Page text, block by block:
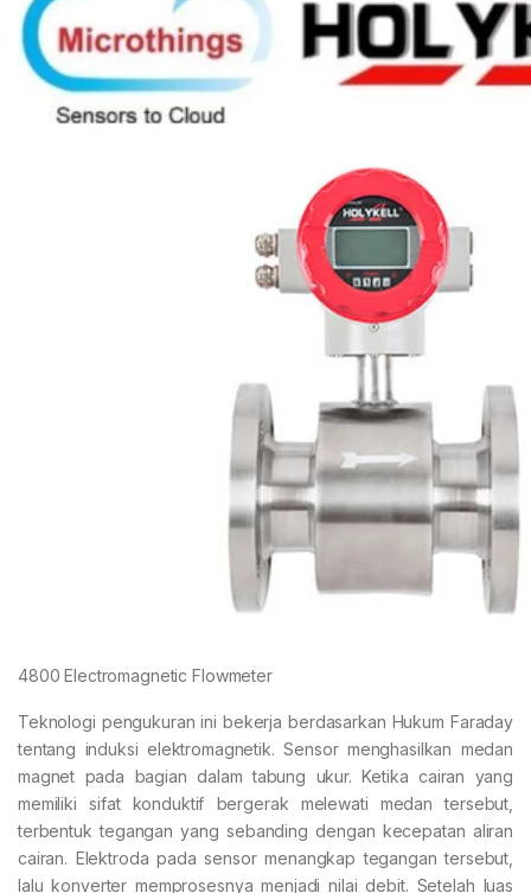
4800 Electromagnetic Flowmeter
Teknologi pengukuran ini bekerja berdasarkan Hukum Faraday
tentang induksi elektromagnetik. Sensor menghasilkan medan
magnet pada bagian dalam tabung ukur. Ketika cairan yang
memiliki sifat konduktif bergerak melewati medan tersebut,
terbentuk tegangan yang sebanding dengan kecepatan aliran
cairan. Elektroda pada sensor menangkap tegangan tersebut,
lalu konverter memprosesnya menjadi nilai debit. Setelah luas